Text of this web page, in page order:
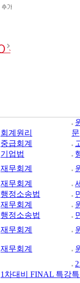
회계원리
문
중급회계
기업법
재무회계
재무회계
행정소송법
재무회계
행정소송법
재무회계
재무회계
1차대비 FINAL 특강